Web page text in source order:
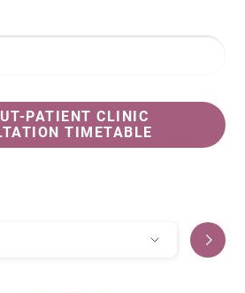
PATIENT CLINIC
TIMETABLE